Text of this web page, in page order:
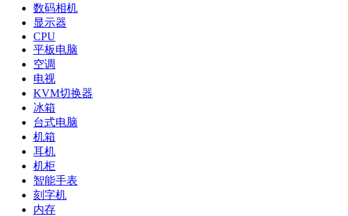
数码相机
显示器
CPU
平板电脑
空调
电视
KVM切换器
冰箱
台式电脑
机箱
耳机
机柜
智能手表
刻字机
内存